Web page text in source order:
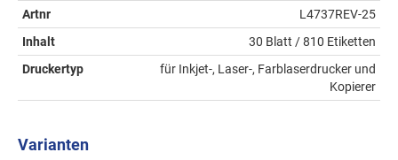
Artnr
L4737REV-25
Inhalt
30 Blatt / 810 Etiketten
Druckertyp
für Inkjet-, Laser-, Farblaserdrucker und
Kopierer
Varianten